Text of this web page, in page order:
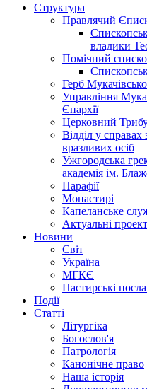
Структура
Правлячий
владики
Помічний
Герб
Управління
Єпархії
Церковний
Відділ у справах
вразливих осіб
Ужгородська
академія ім.
Парафії
Монастирі
Капеланське
Актуальні
Новини
Світ
Україна
МГКЄ
Пастирські
Події
Статті
Літургіка
Богослов'я
Патрологія
Канонічне право
Наша історія